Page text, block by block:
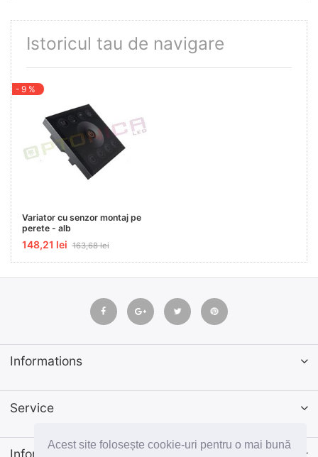
Acest site folosește cookie-uri pentru o mai bună
Istoricul tau de navigare
- 9 %
Variator cu senzor montaj pe
perete - alb
148,21 lei 163,68 lei
Informations
Service
Informatii